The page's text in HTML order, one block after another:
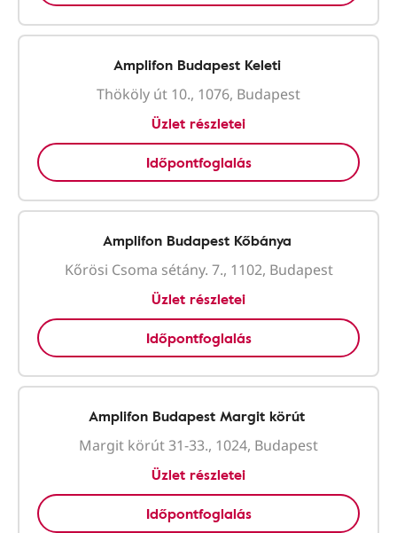
Amplifon Budapest Keleti
Thököly út 10., 1076, Budapest
Üzlet részletei
Időpontfoglalás
Amplifon Budapest Kőbánya
Kőrösi Csoma sétány. 7., 1102, Budapest
Üzlet részletei
Időpontfoglalás
Amplifon Budapest Margit körút
Margit körút 31-33., 1024, Budapest
Üzlet részletei
Időpontfoglalás